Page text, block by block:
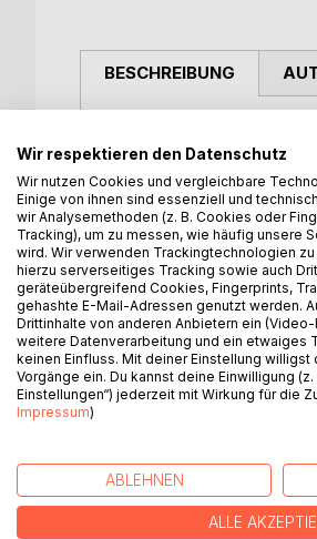
BESCHREIBUNG
This is a hodgepodge of
learn everything about:
genealogy, bibliography,
information, literature,
arms research, coat of
German, French.
Dies ist ein
diesen Seiten erfahren
Genealogie,
Kräuterkunde,
Wappenforschung,
Deutsch, Französisch.
Il s'agit d'un méli-mélo
ces pages, vous
noms aristocratiques,
recherche, la généalogie,
dossiers aristocratiques,
littérature d'armoiries,
Wir respektieren den Datenschutz
Wir nutzen Cookies und vergleichbare
Einige von ihnen sind essenziell und
wir Analysemethoden (z. B. Cookies oder
Tracking), um zu messen, wie häufig unsere
wird. Wir verwenden Trackingtechnologien
hierzu serverseitiges Tracking sowie auch
geräteübergreifend Cookies, Fingerprints,
gehashte E-Mail-Adressen genutzt werden.
Drittinhalte von anderen Anbietern ein
weitere Datenverarbeitung und ein etwaiges
keinen Einfluss. Mit deiner Einstellung
Vorgänge ein. Du kannst deine Einwilligung
Einstellungen“) jederzeit mit Wirkung für die
Impressum)
ABLEHNEN
ALLE